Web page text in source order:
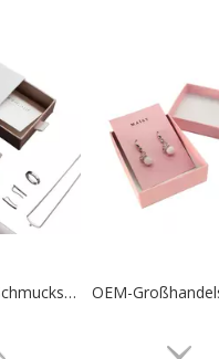
Anpassbare Schmuckschachtel-Papierverpackung, gedruckte Fabrik